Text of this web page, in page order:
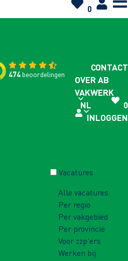
0
474beoordelingen
CONTACT
OVER AB
VAKWERK
NL
0
INLOGGEN
Vacatures
Alle vacatures
Per regio
Per vakgebied
Per provincie
Voor zzp'ers
Werken bij